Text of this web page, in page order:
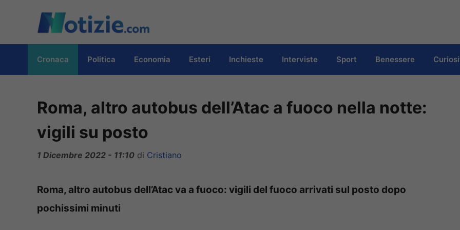
contenuto
Cronaca Politica Economia Esteri Inchieste Interviste Sport Benessere
Roma, altro autobus dell’Atac a fuoco nella notte:
vigili su posto
1 Dicembre 2022 - 11:10 di Cristiano
Roma, altro autobus dell’Atac va a fuoco: vigili del fuoco arrivati sul posto dopo
pochissimi minuti